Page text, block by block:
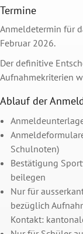
Termine
Anmeldetermin für
Februar 2026.
Der definitive
Aufnahmekriterien
Ablauf der
Schulnoten)
Bestätigung
beilegen
Nur für
bezüglich
Kontakt: